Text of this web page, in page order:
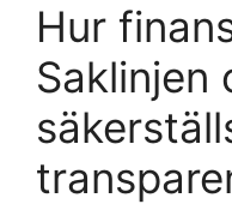
Hur
Saklinjen